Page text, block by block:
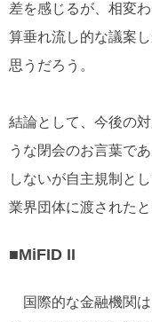
差を感じるが、相変
算垂れ流し的な議案
思うだろう。
結論として、今後の
うな閉会のお言葉で
しないが自主規制と
業界団体に渡された
■MiFID II
国際的な金融機関は